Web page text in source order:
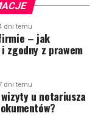
dni temu
– jak
zgodny z prawem
dni temu
u notariusza